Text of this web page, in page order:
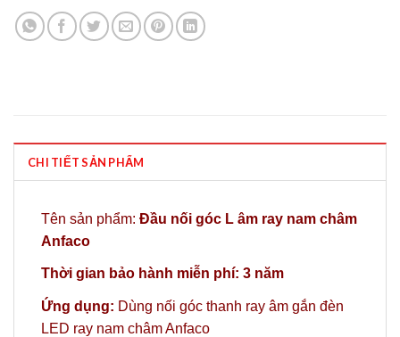
CHI TIẾT SẢN PHẨM
Tên sản phẩm: Đầu nối góc L âm ray nam châm
Anfaco
Thời gian bảo hành miễn phí: 3 năm
Ứng dụng: Dùng nối góc thanh ray âm gắn đèn
LED ray nam châm Anfaco